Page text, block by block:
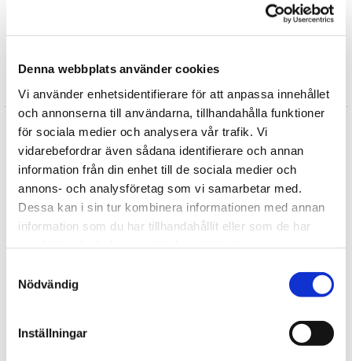
Denna webbplats använder cookies
Vi använder enhetsidentifierare för att anpassa innehållet
och annonserna till användarna, tillhandahålla funktioner
för sociala medier och analysera vår trafik. Vi
vidarebefordrar även sådana identifierare och annan
information från din enhet till de sociala medier och
annons- och analysföretag som vi samarbetar med.
Dessa kan i sin tur kombinera informationen med annan
information som du har tillhandahållit eller som de har
Nödvändig
Inställningar
För resan
Recensioner
Produkten har inga recensioner
Skriv en recension
Andra köpte också